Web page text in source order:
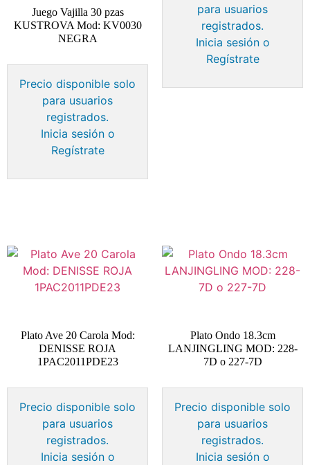
Juego Vajilla 30 pzas
KUSTROVA Mod: KV0030
NEGRA
Precio disponible solo
para usuarios
registrados.
Inicia sesión o
Regístrate
para usuarios
registrados.
Inicia sesión o
Regístrate
Plato Ave 20 Carola Mod:
DENISSE ROJA
1PAC2011PDE23
Precio disponible solo
para usuarios
registrados.
Inicia sesión o
Plato Ondo 18.3cm
LANJINGLING MOD: 228-
7D o 227-7D
Precio disponible solo
para usuarios
registrados.
Inicia sesión o